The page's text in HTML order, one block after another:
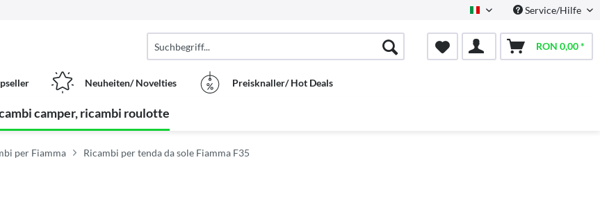
Italian Service/Hilfe
RON 0,00 *
Neuheiten/ Novelties Preisknaller/ Hot Deals
camper, ricambi roulotte
per Fiamma Ricambi per tenda da sole Fiamma F35